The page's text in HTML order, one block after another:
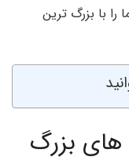
را با بزرگ ترین